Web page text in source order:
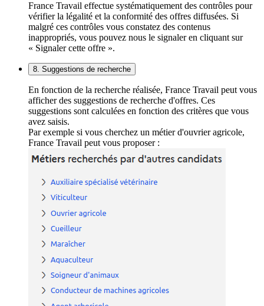
France Travail effectue systématiquement des contrôles pour
vérifier la légalité et la conformité des offres diffusées. Si
malgré ces contrôles vous constatez des contenus
inappropriés, vous pouvez nous le signaler en cliquant sur
« Signaler cette offre ».
8. Suggestions de recherche
En fonction de la recherche réalisée, France Travail peut vous
afficher des suggestions de recherche d'offres. Ces
suggestions sont calculées en fonction des critères que vous
avez saisis.
Par exemple si vous cherchez un métier d'ouvrier agricole,
France Travail peut vous proposer :